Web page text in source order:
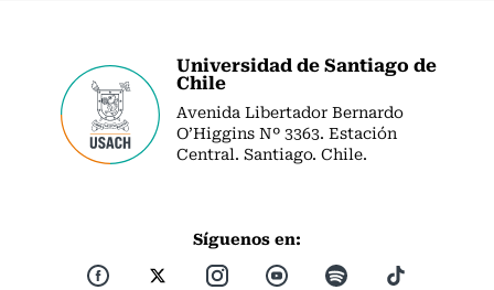
Universidad de Santiago de
Chile
Avenida Libertador Bernardo
O’Higgins Nº 3363. Estación
Central. Santiago. Chile.
Síguenos en: